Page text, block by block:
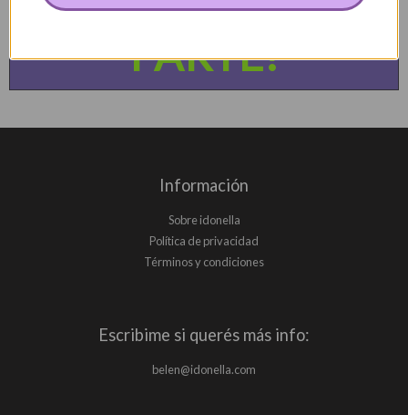
QUIERO SER
PARTE!
Información
Sobre idonella
Política de privacidad
Términos y condiciones
Escribime si querés más info:
belen@idonella.com